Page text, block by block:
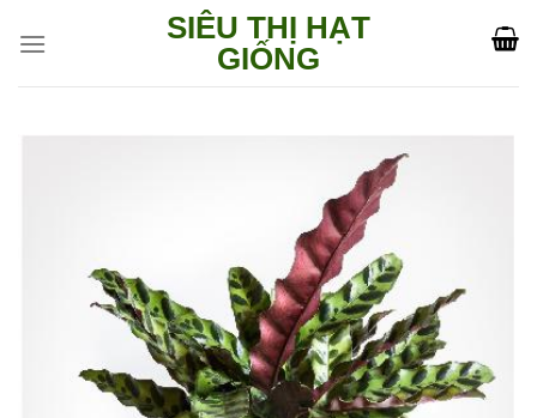
SIÊU THỊ HẠT
GIỐNG